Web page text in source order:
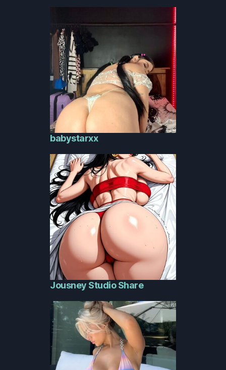
babystarxx
Jousney Studio Share